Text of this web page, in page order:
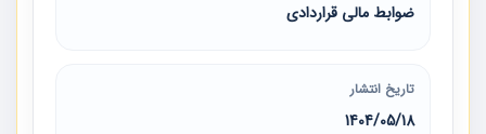
ضوابط مالی قراردادی
تاریخ انتشار
1404/05/18